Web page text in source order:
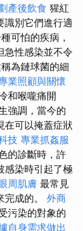
產後飲食 猩紅
識別它們進行適
可怕的疾病，
急性感染並不令
為鏈球菌的細
業照顧與關懷
和喉嚨痛開
強調，當今的
在可以掩蓋症狀
技 專業抓姦服
的診斷時，許
感染時引起了極
周肌膚 最常見
成的。 外商
污染的對象的
自身需求做出